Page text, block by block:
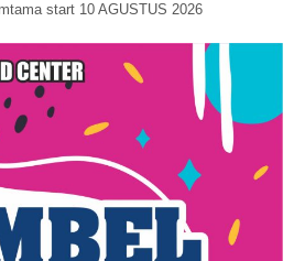
start 10 AGUSTUS 2026